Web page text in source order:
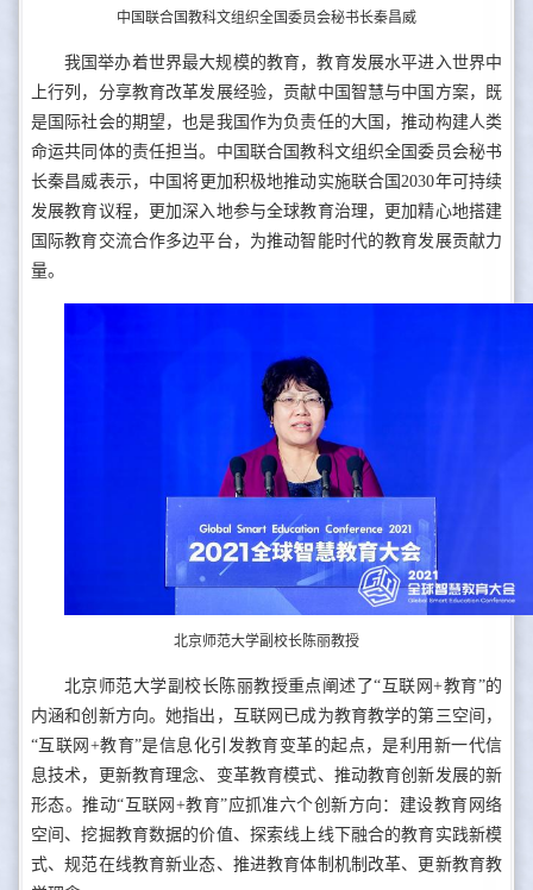
中国联合国教科文组织全国委员会秘书长秦昌威
我国举办着世界最大规模的教育，教育发展水平进入世界中
上行列，分享教育改革发展经验，贡献中国智慧与中国方案，既
是国际社会的期望，也是我国作为负责任的大国，推动构建人类
命运共同体的责任担当。中国联合国教科文组织全国委员会秘书
长秦昌威表示，中国将更加积极地推动实施联合国2030年可持续
发展教育议程，更加深入地参与全球教育治理，更加精心地搭建
国际教育交流合作多边平台，为推动智能时代的教育发展贡献力
量。
北京师范大学副校长陈丽教授
北京师范大学副校长陈丽教授重点阐述了“互联网+教育”的
内涵和创新方向。她指出，互联网已成为教育教学的第三空间，
“互联网+教育”是信息化引发教育变革的起点，是利用新一代信
息技术，更新教育理念、变革教育模式、推动教育创新发展的新
形态。推动“互联网+教育”应抓准六个创新方向：建设教育网络
空间、挖掘教育数据的价值、探索线上线下融合的教育实践新模
式、规范在线教育新业态、推进教育体制机制改革、更新教育教